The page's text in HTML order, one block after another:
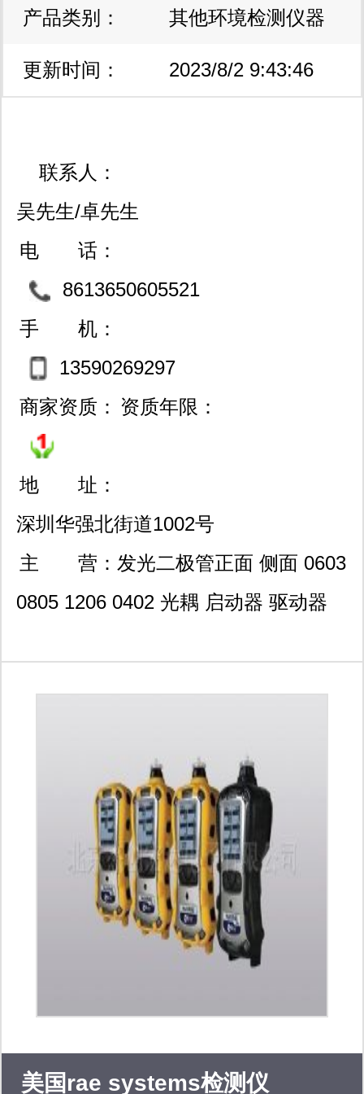
区
产品类别： 其他环境检测仪器
更新时间： 2023/8/2 9:43:46
联系人：
吴先生/卓先生
电 话：
8613650605521
手 机：
13590269297
商家资质： 资质年限：
地 址：
深圳华强北街道1002号
（赛格广场68楼6809a）
主 营： 发光二极管正面 侧面 0603
0805 1206 0402 光耦 启动器 驱动器
moc3023 moc3052 moc3063
moc3083 ltv-352t ltv-354t ltv-356t ltv-
1009 ltv-1008 cny17-1 cny17-2 cny17-
3 ltv-214 ltv-217 传感器 环境光传感器
距离传感器 rgb颜色传感器 色温传感器
图像传感器 光学传感器 肤色传感器
美国rae systems检测仪